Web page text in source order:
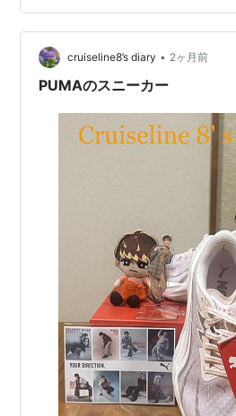
もう少しの辛抱です。次はきっと
ランキング参加中gooからきまし
イドルcruiseline8’s diary • 2ヶ月前
PUMAのスニーカー